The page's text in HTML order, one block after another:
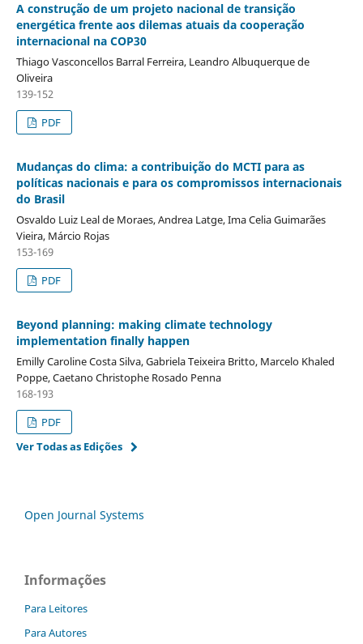
A construção de um projeto nacional de transição
energética frente aos dilemas atuais da cooperação
internacional na COP30
Thiago Vasconcellos Barral Ferreira, Leandro Albuquerque de
Oliveira
139-152
PDF
Mudanças do clima: a contribuição do MCTI para as
políticas nacionais e para os compromissos internacionais
do Brasil
Osvaldo Luiz Leal de Moraes, Andrea Latge, Ima Celia Guimarães
Vieira, Márcio Rojas
153-169
PDF
Beyond planning: making climate technology
implementation finally happen
Emilly Caroline Costa Silva, Gabriela Teixeira Britto, Marcelo Khaled
Poppe, Caetano Christophe Rosado Penna
168-193
PDF
Ver Todas as Edições
Open Journal Systems
Informações
Para Leitores
Para Autores